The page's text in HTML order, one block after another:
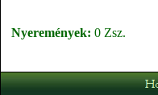
Nyeremények: 0 Zsz.